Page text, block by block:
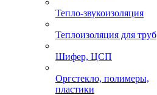
Тепло-звукоизоляция
Теплоизоляция для труб
Шифер, ЦСП
Оргстекло, полимеры,
пластики